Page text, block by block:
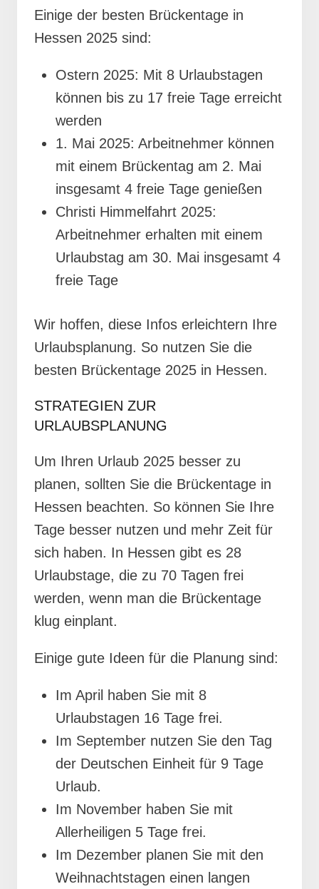
Einige der besten Brückentage in
Hessen 2025 sind:
Ostern 2025: Mit 8 Urlaubstagen
können bis zu 17 freie Tage erreicht
werden
1. Mai 2025: Arbeitnehmer können
mit einem Brückentag am 2. Mai
insgesamt 4 freie Tage genießen
Christi Himmelfahrt 2025:
Arbeitnehmer erhalten mit einem
Urlaubstag am 30. Mai insgesamt 4
freie Tage
Wir hoffen, diese Infos erleichtern Ihre
Urlaubsplanung. So nutzen Sie die
besten Brückentage 2025 in Hessen.
STRATEGIEN ZUR
URLAUBSPLANUNG
Um Ihren Urlaub 2025 besser zu
planen, sollten Sie die Brückentage in
Hessen beachten. So können Sie Ihre
Tage besser nutzen und mehr Zeit für
sich haben. In Hessen gibt es 28
Urlaubstage, die zu 70 Tagen frei
werden, wenn man die Brückentage
klug einplant.
Einige gute Ideen für die Planung sind:
Im April haben Sie mit 8
Urlaubstagen 16 Tage frei.
Im September nutzen Sie den Tag
der Deutschen Einheit für 9 Tage
Urlaub.
Im November haben Sie mit
Allerheiligen 5 Tage frei.
Im Dezember planen Sie mit den
Weihnachtstagen einen langen